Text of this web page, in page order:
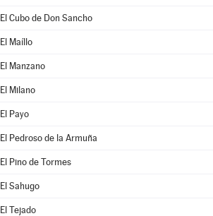
El Cubo de Don Sancho
El Maíllo
El Manzano
El Milano
El Payo
El Pedroso de la Armuña
El Pino de Tormes
El Sahugo
El Tejado